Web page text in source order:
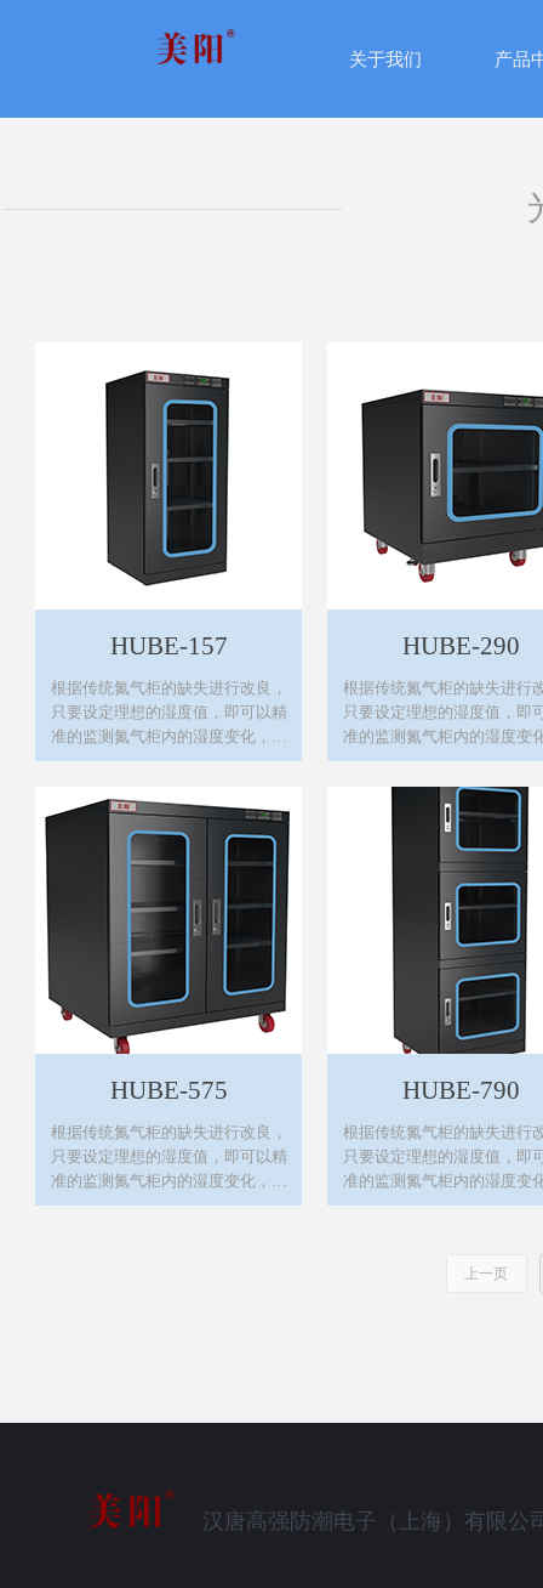
关于我们 产品
HUBE-157
根据传统氮气柜的缺失进行改良，
只要设定理想的湿度值，即可以精
准的监测氮气柜内的湿度变化，自
动控制氮气的填充，进而达到有效
HUBE-290
根据传统氮气柜的缺失进行
只要设定理想的湿度值，即
准的监测氮气柜内的湿度变
动控制氮气的填充，进而达
的节约能源及良好的防氧化
HUBE-575
根据传统氮气柜的缺失进行改良，
只要设定理想的湿度值，即可以精
准的监测氮气柜内的湿度变化，自
动控制氮气的填充，进而达到有效
HUBE-790
根据传统氮气柜的缺失进行
只要设定理想的湿度值，即
准的监测氮气柜内的湿度变
动控制氮气的填充，进而达
上一页
汉唐高强防潮电子（上海）有限公